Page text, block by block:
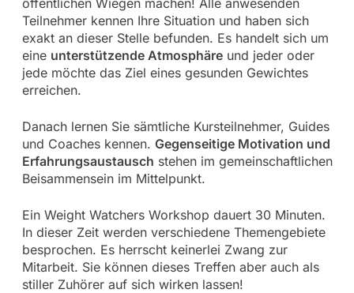
Teilnehmer kennen Ihre Situation und haben sich
exakt an dieser Stelle befunden. Es handelt sich um
eine unterstützende Atmosphäreund jeder oder
jede möchte das Ziel eines gesunden Gewichtes
erreichen.
Danach lernen Sie sämtliche Kursteilnehmer, Guides
und Coaches kennen. Gegenseitige Motivation und
Erfahrungsaustausch stehen im gemeinschaftlichen
Beisammensein im Mittelpunkt.
Ein Weight Watchers Workshop dauert 30 Minuten.
In dieser Zeit werden verschiedene Themengebiete
besprochen. Es herrscht keinerlei Zwang zur
Mitarbeit. Sie können dieses Treffen aber auch als
stiller Zuhörer auf sich wirken lassen!